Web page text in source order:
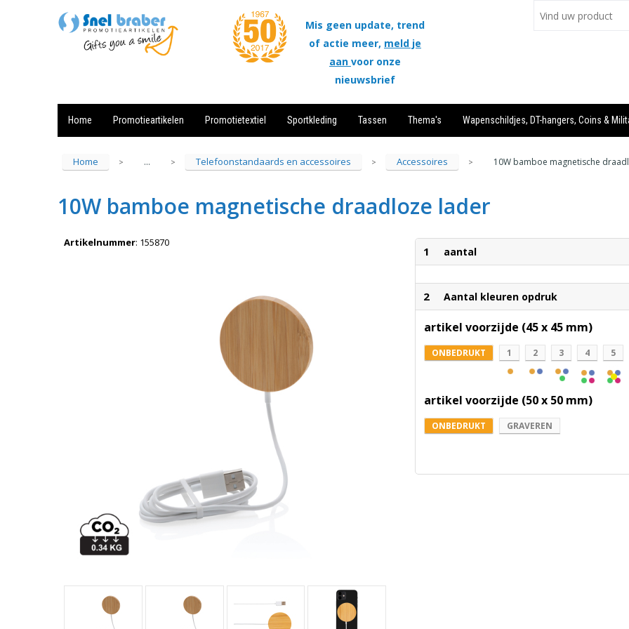
Mis geen update, trend
of actie meer, meld je
aan voor onze
nieuwsbrief
Home Promotieartikelen Promotietextiel Sportkleding Tassen Thema's Wapenschildjes, DT-hangers, Coins &
Home > ... > Telefoonstandaards en accessoires > Accessoires > 10W bamboe magnetische
10W bamboe magnetische draadloze lader
Artikelnummer: 155870
1 aantal
2 Aantal kleuren opdruk
artikel voorzijde (45 x 45 mm)
ONBEDRUKT 1 2 3 4 5
artikel voorzijde (50 x 50 mm)
ONBEDRUKT GRAVEREN